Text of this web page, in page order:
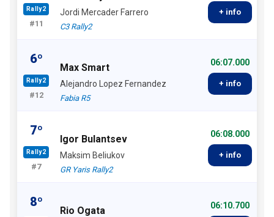
Rally2
#11
Jordi Mercader Farrero
C3 Rally2
+ info
6º
Rally2
#12
Max Smart
Alejandro Lopez Fernandez
Fabia R5
06:07.000
+ info
7º
Rally2
#7
Igor Bulantsev
Maksim Beliukov
GR Yaris Rally2
06:08.000
+ info
8º
Rio Ogata 06:10.700